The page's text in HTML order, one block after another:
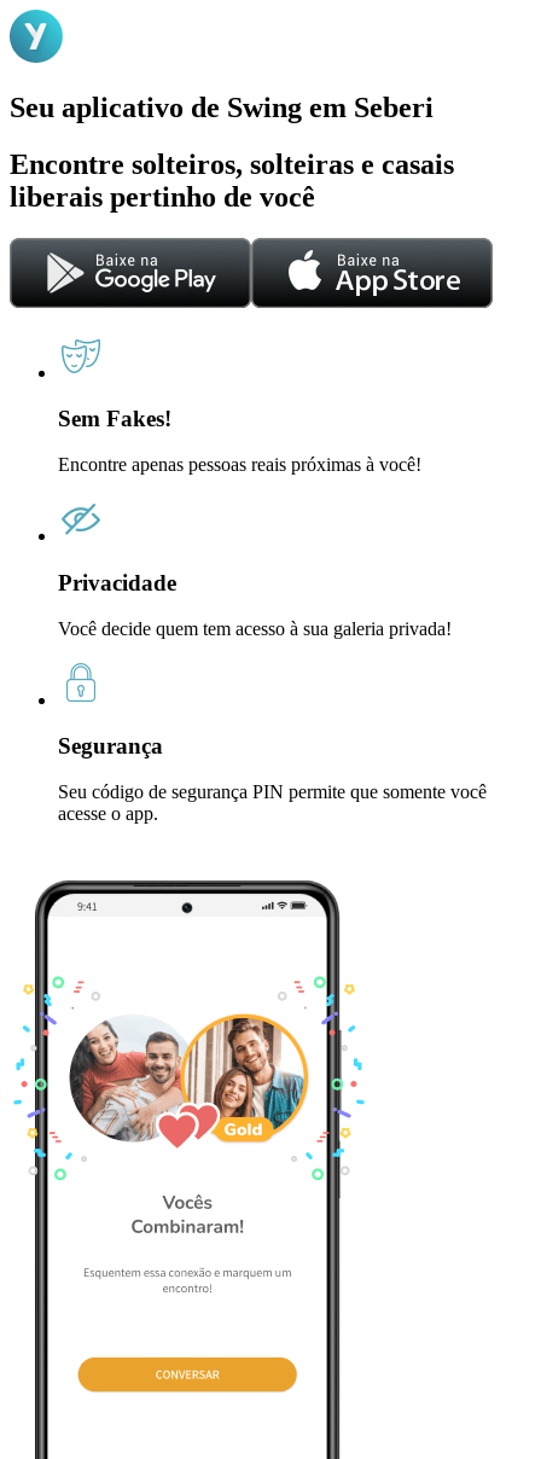
Seu aplicativo de Swing em Seberi
Encontre solteiros, solteiras e casais
liberais pertinho de você
Sem Fakes!
Encontre apenas pessoas reais próximas à você!
Privacidade
Você decide quem tem acesso à sua galeria privada!
Segurança
Seu código de segurança PIN permite que somente você
acesse o app.